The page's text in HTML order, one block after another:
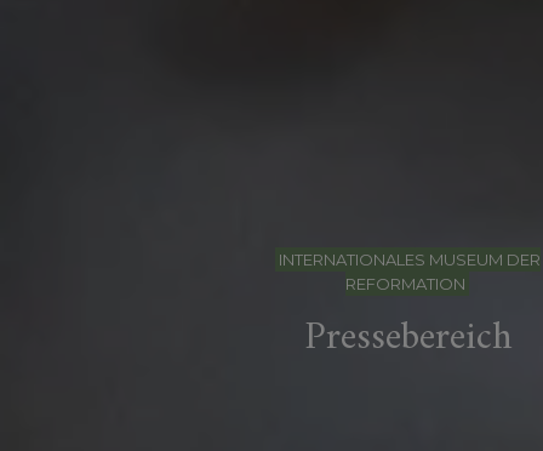
INTERNATIONALES MUSEUM DER
REFORMATION
Pressebereich